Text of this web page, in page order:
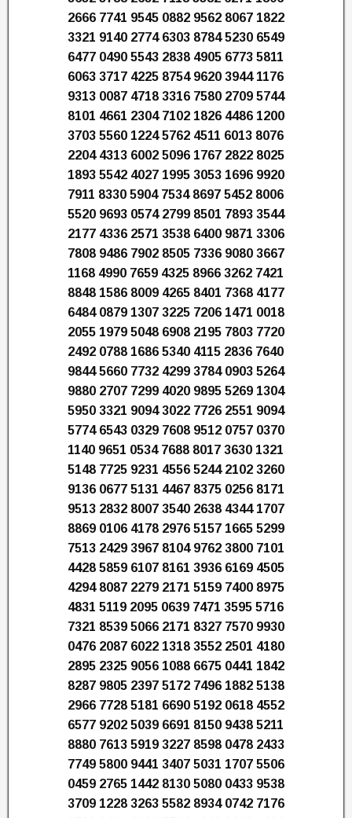
2666 7741 9545 0882 9562 8067 1822
3321 9140 2774 6303 8784 5230 6549
6477 0490 5543 2838 4905 6773 5811
6063 3717 4225 8754 9620 3944 1176
9313 0087 4718 3316 7580 2709 5744
8101 4661 2304 7102 1826 4486 1200
3703 5560 1224 5762 4511 6013 8076
2204 4313 6002 5096 1767 2822 8025
1893 5542 4027 1995 3053 1696 9920
7911 8330 5904 7534 8697 5452 8006
5520 9693 0574 2799 8501 7893 3544
2177 4336 2571 3538 6400 9871 3306
7808 9486 7902 8505 7336 9080 3667
1168 4990 7659 4325 8966 3262 7421
8848 1586 8009 4265 8401 7368 4177
6484 0879 1307 3225 7206 1471 0018
2055 1979 5048 6908 2195 7803 7720
2492 0788 1686 5340 4115 2836 7640
9844 5660 7732 4299 3784 0903 5264
9880 2707 7299 4020 9895 5269 1304
5950 3321 9094 3022 7726 2551 9094
5774 6543 0329 7608 9512 0757 0370
1140 9651 0534 7688 8017 3630 1321
5148 7725 9231 4556 5244 2102 3260
9136 0677 5131 4467 8375 0256 8171
9513 2832 8007 3540 2638 4344 1707
8869 0106 4178 2976 5157 1665 5299
7513 2429 3967 8104 9762 3800 7101
4428 5859 6107 8161 3936 6169 4505
4294 8087 2279 2171 5159 7400 8975
4831 5119 2095 0639 7471 3595 5716
7321 8539 5066 2171 8327 7570 9930
0476 2087 6022 1318 3552 2501 4180
2895 2325 9056 1088 6675 0441 1842
8287 9805 2397 5172 7496 1882 5138
2966 7728 5181 6690 5192 0618 4552
6577 9202 5039 6691 8150 9438 5211
8880 7613 5919 3227 8598 0478 2433
7749 5800 9441 3407 5031 1707 5506
0459 2765 1442 8130 5080 0433 9538
3709 1228 3263 5582 8934 0742 7176